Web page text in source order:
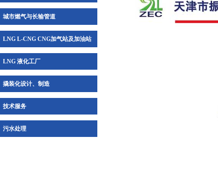
城市燃气与长输管道
LNG L-CNG CNG加气站及加油站
LNG 液化工厂
撬装化设计、制造
技术服务
污水处理